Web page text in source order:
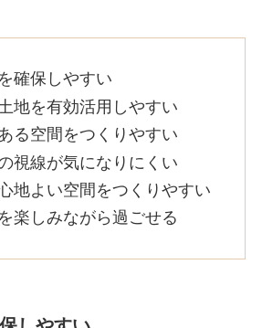
確保しやすい
地を有効活用しやすい
る空間をつくりやすい
視線が気になりにくい
地よい空間をつくりやすい
楽しみながら過ごせる